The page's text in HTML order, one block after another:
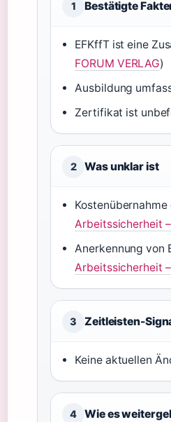
1 Bestätigte
EFKffT ist eine
FORUM VERLAG)
Ausbildung
Zertifikat ist
2 Was unklar ist
Arbeitssicherheit –
Anerkennung von
Arbeitssicherheit –
3 Zeitleisten-
Keine aktuellen
4 Wie es